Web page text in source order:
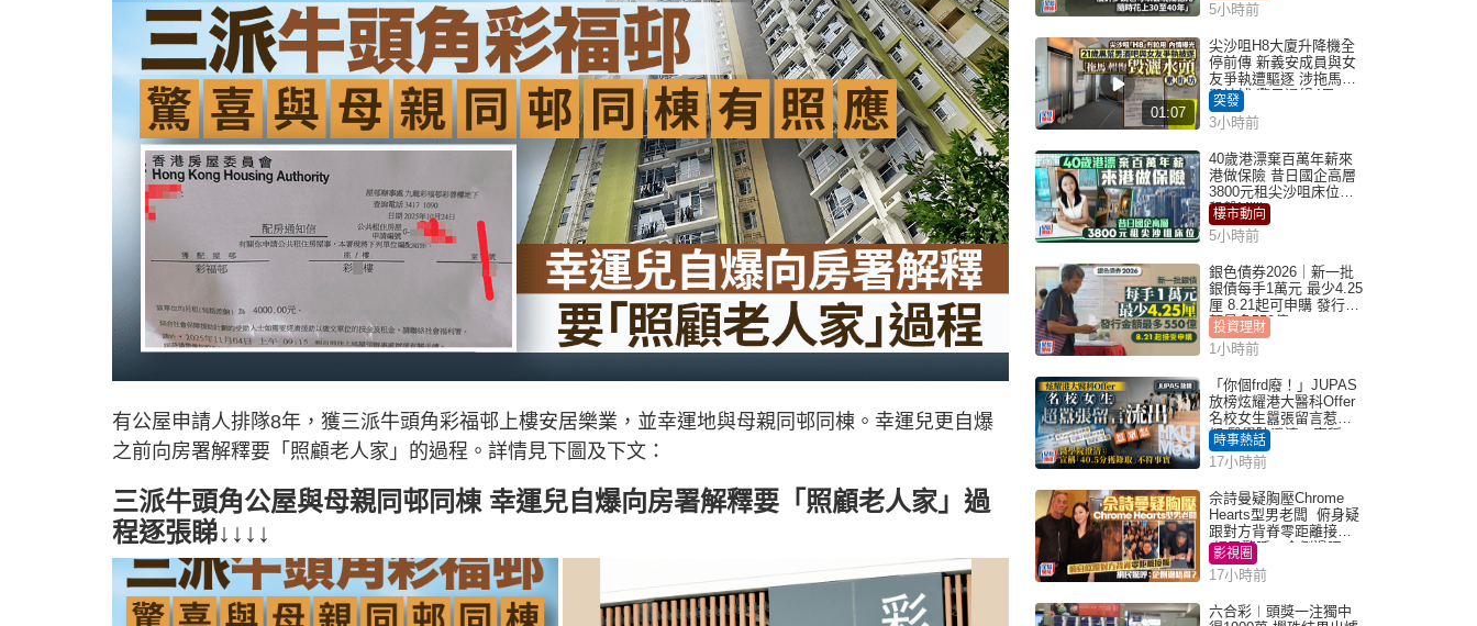
有公屋申請人排隊8年，獲三派牛頭角彩福邨上樓安居樂業，並幸運地與母親同邨同棟。幸運兒更自爆
之前向房署解釋要「照顧老人家」的過程。詳情見下圖及下文：
三派牛頭角公屋與母親同邨同棟 幸運兒自爆向房署解釋要「照顧老人家」過
程逐張睇↓↓↓↓
5小時前
01:07
尖沙咀H8大廈升降機全
停前傳 新義安成員與女
友爭執遭驅逐 涉拖馬刑
毀被捕 警另通緝4男
突發
3小時前
40歲港漂棄百萬年薪來
港做保險 昔日國企高層
3800元租尖沙咀床位｜
租盤Million
樓市動向
5小時前
銀色債券2026｜新一批
銀債每手1萬元 最少4.25
厘 8.21起可申購 發行金
額最多550億
投資理財
1小時前
「你個frd廢！」JUPAS
放榜炫耀港大醫科Offer
名校女生囂張留言惹眾
怒 醫學院澄清：宣稱
「40.5分獲錄取」不符事
實｜Juicy叮
時事熱話
17小時前
佘詩曼疑胸壓Chrome
Hearts型男老闆 俯身疑
跟對方背脊零距離接觸
網民驚呼：企側邊唔
得？
影視圈
17小時前
六合彩︱頭獎一注獨中